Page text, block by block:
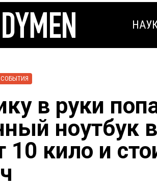
СОБЫТИЯ
в руки
ноутбук
10 кило и